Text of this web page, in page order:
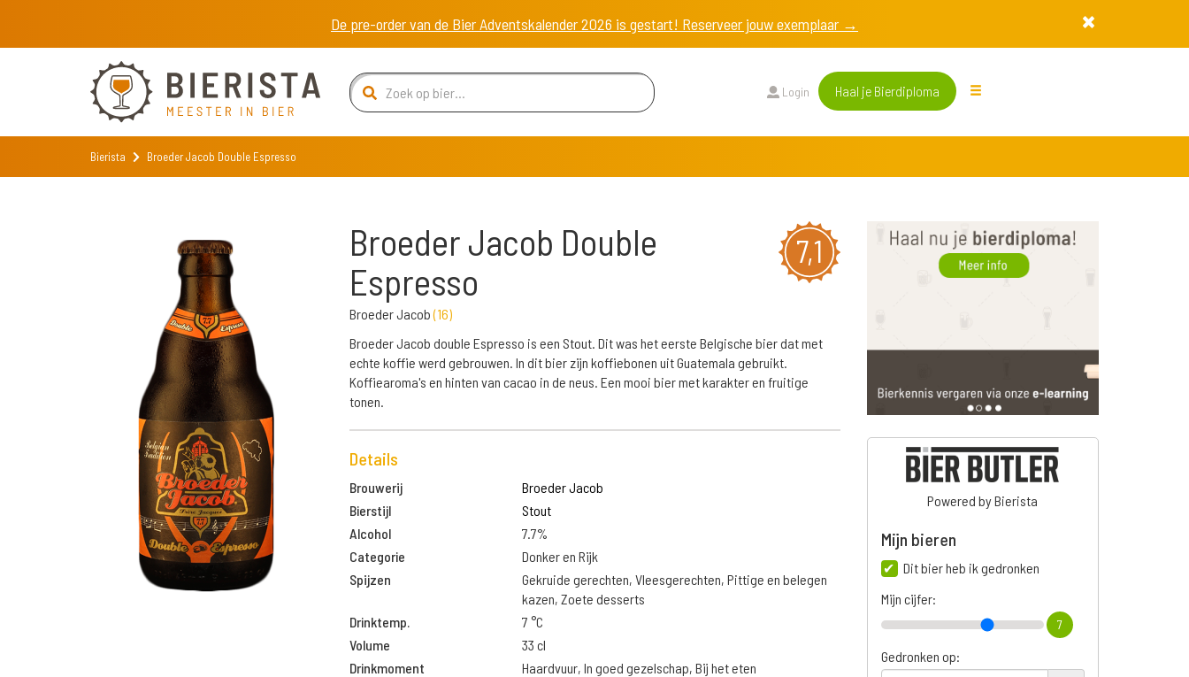
De pre-order van de Bier Adventskalender 2026 is gestart! Reserveer jouw exemplaar →
Login Haal je Bierdiploma
Bierista Broeder Jacob Double Espresso
7,1
Broeder Jacob Double
Espresso
Broeder Jacob(16)
Broeder Jacob double Espresso is een Stout. Dit was het eerste Belgische bier dat met
echte koffie werd gebrouwen. In dit bier zijn koffiebonen uit Guatemala gebruikt.
Koffiearoma's en hinten van cacao in de neus. Een mooi bier met karakter en fruitige
tonen.
Details
Brouwerij
Broeder Jacob
Bierstijl
Stout
Alcohol
7.7%
Categorie
Donker en Rijk
Spijzen
Gekruide gerechten, Vleesgerechten, Pittige en belegen
kazen, Zoete desserts
Drinktemp.
7 °C
Volume
33 cl
Drinkmoment
Haardvuur, In goed gezelschap, Bij het eten
Powered by Bierista
Mijn bieren
Dit bier heb ik gedronken
Mijn cijfer:
7
Gedronken op: